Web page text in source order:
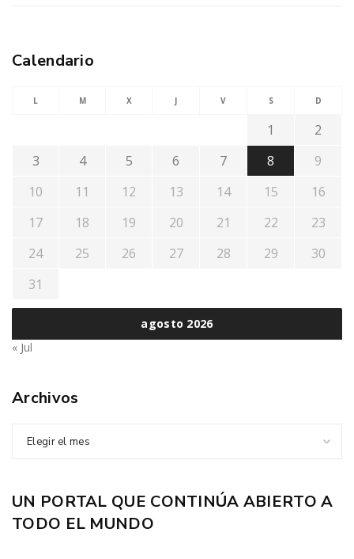
Calendario
agosto 2026
L M X J V S D
1
2
3
4 5 6 7 8
9
10
11 12 13 14 15
16
17
18 19 20 21 22
23
24
25 26 27 28 29
30
31
« Jul
Archivos
Elegir el mes
UN PORTAL QUE CONTINÚA ABIERTO A
TODO EL MUNDO